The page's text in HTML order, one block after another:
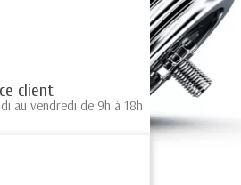
client
au vendredi de 9h à 18h